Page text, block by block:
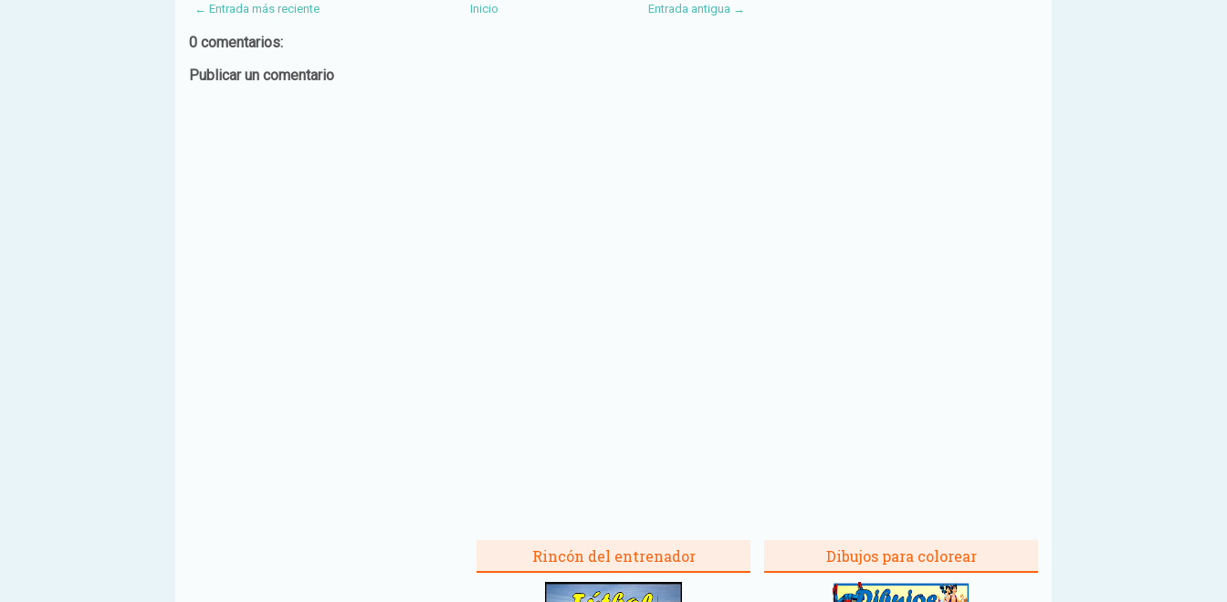
← Entrada más reciente Entrada antigua →
Inicio
0 comentarios:
Publicar un comentario
Rincón del entrenador Dibujos para colorear